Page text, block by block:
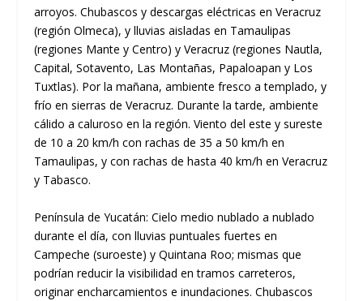
arroyos. Chubascos y descargas eléctricas en Veracruz
(región Olmeca), y lluvias aisladas en Tamaulipas
(regiones Mante y Centro) y Veracruz (regiones Nautla,
Capital, Sotavento, Las Montañas, Papaloapan y Los
Tuxtlas). Por la mañana, ambiente fresco a templado, y
frío en sierras de Veracruz. Durante la tarde, ambiente
cálido a caluroso en la región. Viento del este y sureste
de 10 a 20 km/h con rachas de 35 a 50 km/h en
Tamaulipas, y con rachas de hasta 40 km/h en Veracruz
y Tabasco.
Península de Yucatán: Cielo medio nublado a nublado
durante el día, con lluvias puntuales fuertes en
Campeche (suroeste) y Quintana Roo; mismas que
podrían reducir la visibilidad en tramos carreteros,
originar encharcamientos e inundaciones. Chubascos